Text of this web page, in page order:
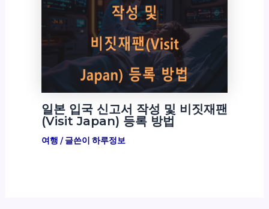
일본 입국 신고서 작성 및 비짓재팬
(Visit Japan) 등록 방법
여행 / 글쓴이 하루정보